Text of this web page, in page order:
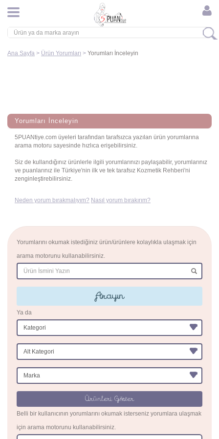
Ana Sayfa > Ürün Yorumları > Yorumları İnceleyin
Yorumları İnceleyin
5PUANtiye.com üyeleri tarafından tarafsızca yazılan ürün yorumlarına
arama motoru sayesinde hızlıca erişebilirsiniz.
Siz de kullandığınız ürünlerle ilgili yorumlarınızı paylaşabilir, yorumlarınız
ve puanlarınız ile Türkiye'nin ilk ve tek tarafsız Kozmetik Rehberi'ni
zenginleştirebilirsiniz.
Neden yorum bırakmalıyım? Nasıl yorum bırakırım?
Yorumlarını okumak istediğiniz ürün/ürünlere kolaylıkla ulaşmak için
arama motorunu kullanabilirsiniz.
Arayın
Ya da
Ürünleri Göster
Belli bir kullanıcının yorumlarını okumak isterseniz yorumlara ulaşmak
için arama motorunu kullanabilirsiniz.